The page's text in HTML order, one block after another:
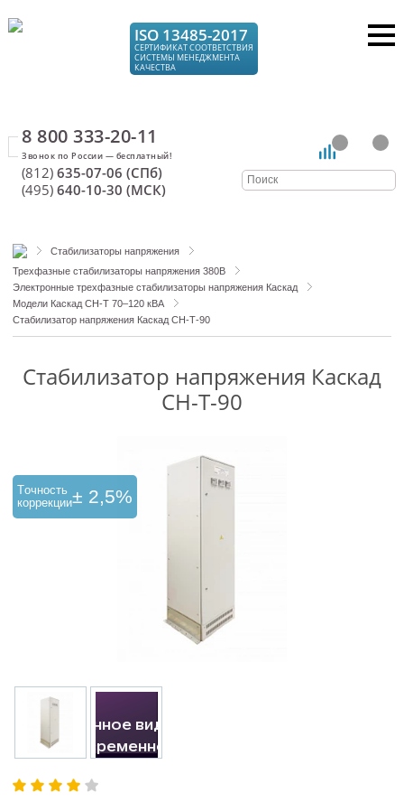
ISO 13485-2017
СЕРТИФИКАТ СООТВЕТСТВИЯ
СИСТЕМЫ МЕНЕДЖМЕНТА
КАЧЕСТВА
8 800 333-20-11
(812) 635-07-06 (СПб)
(495) 640-10-30 (МСК)
Стабилизаторы напряжения
Трехфазные стабилизаторы напряжения 380В
Электронные трехфазные стабилизаторы напряжения Каскад
Модели Каскад СН-Т 70–120 кВА
Стабилизатор напряжения Каскад СН-Т-90
Стабилизатор напряжения Каскад
СН-Т-90
Tочность
коррекции± 2,5%